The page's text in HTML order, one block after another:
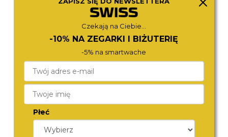
Czekają na Ciebie...
-10% NA ZEGARKI I BIŻUTERIĘ
-5% na smartwache
Płeć